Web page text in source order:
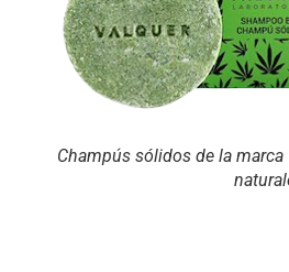
Champús sólidos de la marca